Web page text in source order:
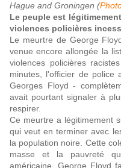
Hague and Groningen (
Le peuple est
violences policières
Le meurtre de George
venue encore allongée la
violences policières
minutes, l'officier de police
Georges Floyd -
avait pourtant signaler à
respirer.
Ce meurtre a légitimement
qui veut en terminer avec
la population noire. Cette
masse et la pauvreté
américaine. George Floyd